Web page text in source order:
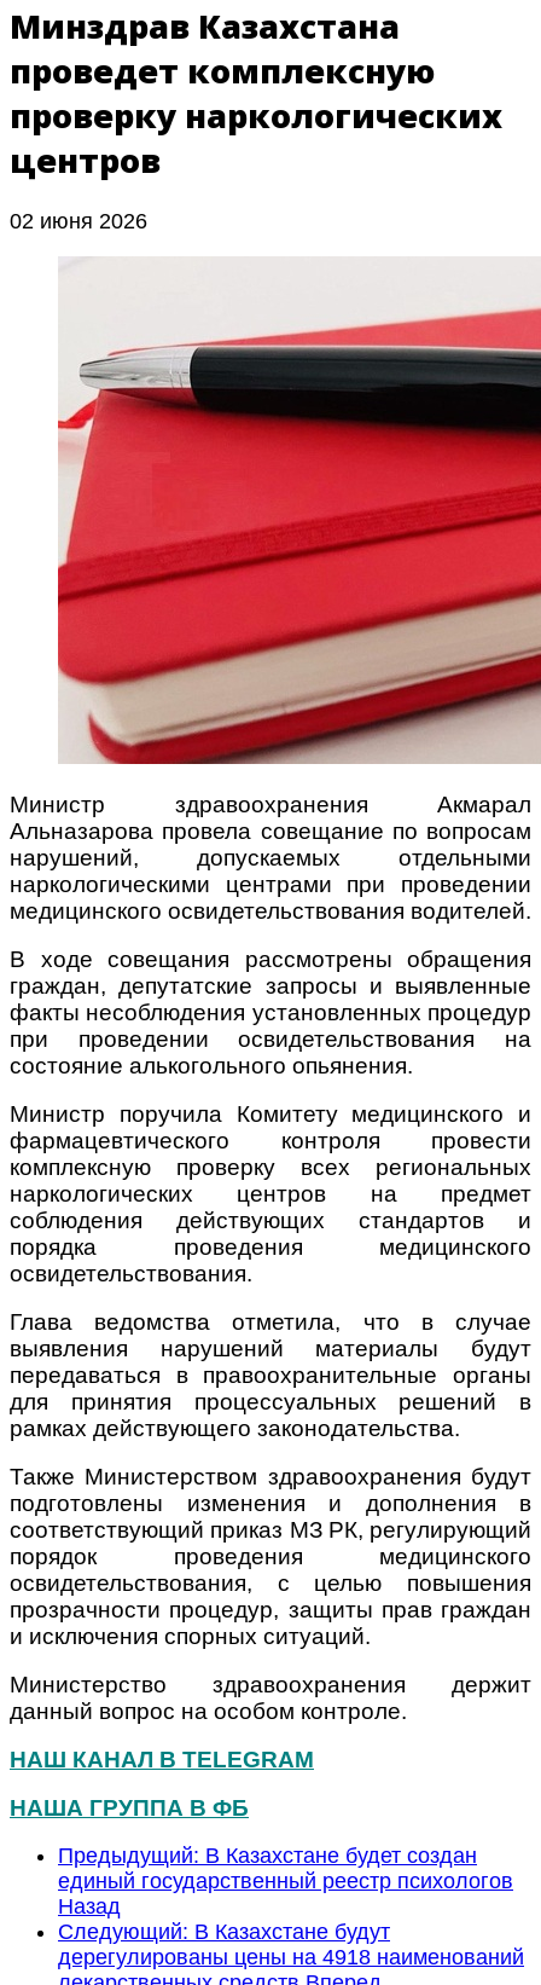
Минздрав Казахстана
проведет комплексную
проверку наркологических
центров
02 июня 2026
Министр здравоохранения Акмарал
Альназарова провела совещание по вопросам
нарушений, допускаемых отдельными
наркологическими центрами при проведении
медицинского освидетельствования водителей.
В ходе совещания рассмотрены обращения
граждан, депутатские запросы и выявленные
факты несоблюдения установленных процедур
при проведении освидетельствования на
состояние алькогольного опьянения.
Министр поручила Комитету медицинского и
фармацевтического контроля провести
комплексную проверку всех региональных
наркологических центров на предмет
соблюдения действующих стандартов и
порядка проведения медицинского
освидетельствования.
Глава ведомства отметила, что в случае
выявления нарушений материалы будут
передаваться в правоохранительные органы
для принятия процессуальных решений в
рамках действующего законодательства.
Также Министерством здравоохранения будут
подготовлены изменения и дополнения в
соответствующий приказ МЗ РК, регулирующий
порядок проведения медицинского
освидетельствования, с целью повышения
прозрачности процедур, защиты прав граждан
и исключения спорных ситуаций.
Министерство здравоохранения держит
данный вопрос на особом контроле.
НАШ КАНАЛ В TELEGRAM
НАША ГРУППА В ФБ
Предыдущий: В Казахстане будет создан
единый государственный реестр психологов
Назад
Следующий: В Казахстане будут
дерегулированы цены на 4918 наименований